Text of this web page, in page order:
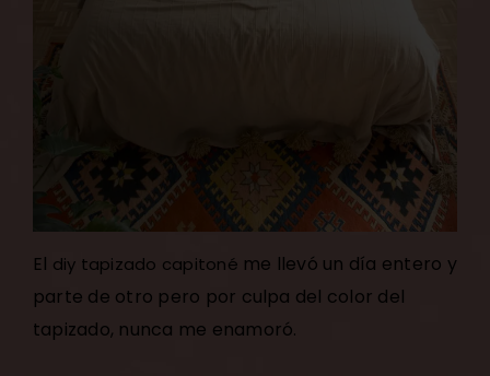
El diy tapizado capitoné me llevó un día entero y
parte de otro pero por culpa del color del
tapizado, nunca me enamoró.